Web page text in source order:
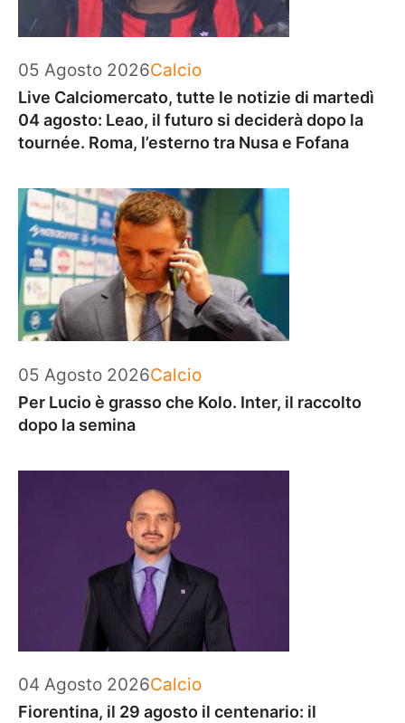
05 Agosto 2026Categorie
Calcio
Live Calciomercato, tutte le notizie di martedì
04 agosto: Leao, il futuro si deciderà dopo la
tournée. Roma, l’esterno tra Nusa e Fofana
05 Agosto 2026Categorie
Calcio
Per Lucio è grasso che Kolo. Inter, il raccolto
dopo la semina
04 Agosto 2026Categorie
Calcio
Fiorentina, il 29 agosto il centenario: il